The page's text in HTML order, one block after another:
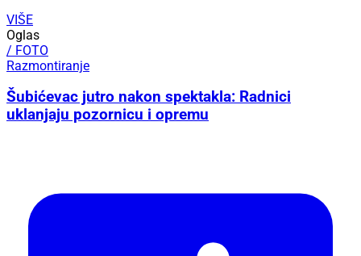
VIŠE
Oglas
/ FOTO
Razmontiranje
Šubićevac jutro nakon spektakla: Radnici
uklanjaju pozornicu i opremu